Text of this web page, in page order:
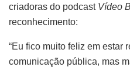
criadoras do podcast Vídeo
reconhecimento:
“Eu fico muito feliz em estar
comunicação pública, mas